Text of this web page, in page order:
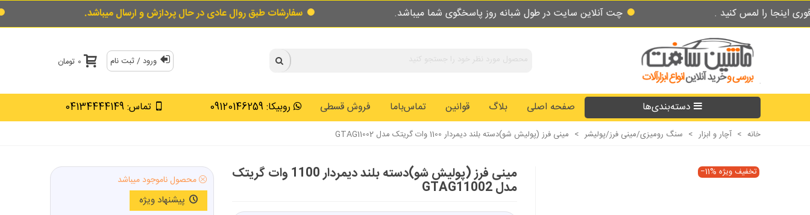
کنید . چت آنلاین سایت در طول شبانه روز پاسخگوی شما میباشد. سفارشات طبق روال عادی در حال پردازش و ارسال میباشد. برای خرید
ورود / ثبت نام 0 تومان
دسته‌بندی‌ها روبیکا: 09120146259 تماس: 04134444149 صفحه اصلی بلاگ قوانین تماس‌باما فروش قسطی
خانه > آچار و ابزار > سنگ رومیزی/مینی فرز/پولیشر > مینی فرز (پولیش شو)دسته بلند دیمردار 1100 وات گریتک مدل GTAG11002
تخفیف ویژه ‎−11% مینی فرز (پولیش شو)دسته بلند دیمردار 1100 وات گریتک
مدل GTAG11002
محصول ناموجود میباشد
پیشنهاد ویژه